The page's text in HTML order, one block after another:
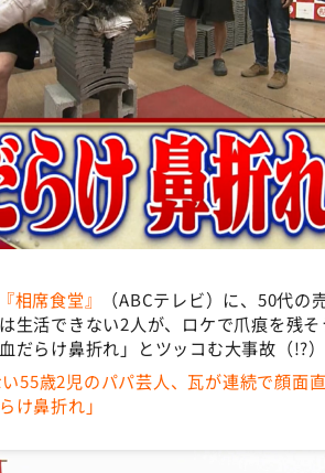
『相席食堂』
（ABCテレビ）に、50代
生活できない2人が、ロケで爪痕を残
血だらけ鼻折れ」とツッコむ大事故（!?
い55歳2児のパパ芸人、瓦が連続で顔
け鼻折れ」